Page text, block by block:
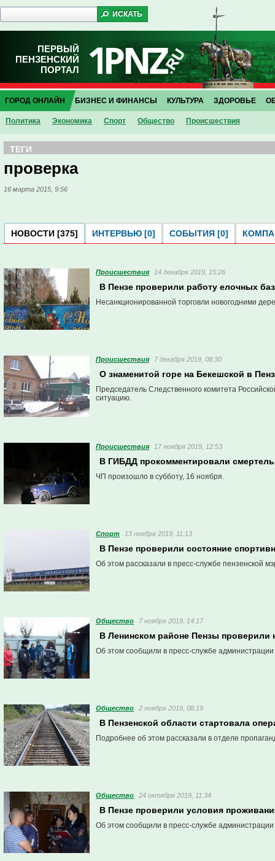
ПЕРВЫЙ
ПЕНЗЕНСКИЙ
ПОРТАЛ
ГОРОД ОНЛАЙН
Политика Экономика Спорт Общество Проиcшествия
БИЗНЕС И ФИНАНСЫ КУЛЬТУРА ЗДОРОВЬЕ
ТЕГИ
проверка
16 марта 2015, 9:56
НОВОСТИ [375] ИНТЕРВЬЮ [0] СОБЫТИЯ [0]
Проиcшествия 14 декабря 2019, 15:26
В Пензе проверили работу елочных
Несанкционированной торговли новогодними
Проиcшествия 7 декабря 2019, 08:30
О знаменитой горе на Бекешской в
Председатель Следственного комитета
ситуацию.
Проиcшествия 17 ноября 2019, 12:53
В ГИБДД прокомментировали
ЧП произошло в субботу, 16 ноября.
Спорт 13 ноября 2019, 11:13
В Пензе проверили состояние
Об этом рассказали в пресс-службе пензенской
Общество 7 ноября 2019, 14:17
В Ленинском районе Пензы проверили
Об этом сообщили в пресс-службе
Общество 2 ноября 2019, 08:19
В Пензенской области стартовала
Подробнее об этом рассказали в отделе
Общество 24 октября 2019, 11:34
В Пензе проверили условия
Об этом сообщили в пресс-службе